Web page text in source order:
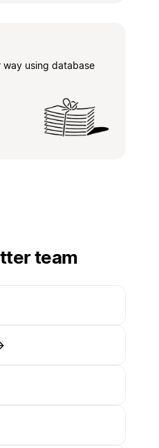
using database
team